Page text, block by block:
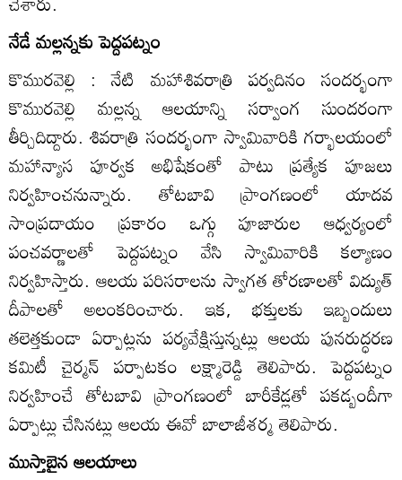
నేడే మల్లన్నకు పెద్దపట్నం
కొమురవెల్లి : నేటి మహాశివరాత్రి పర్వదినం సందర్భంగా
కొమురవెల్లి మల్లన్న ఆలయాన్ని సర్వాంగ సుందరంగా
తీర్చిదిద్దారు. శివరాత్రి సందర్భంగా స్వామివారికి గర్భాలయంలో
మహాన్యాస పూర్వక అభిషేకంతో పాటు ప్రత్యేక పూజలు
నిర్వహించనున్నారు. తోటబావి ప్రాంగణంలో యాదవ
సాంప్రదాయం ప్రకారం ఒగ్గు పూజారుల ఆధ్వర్యంలో
పంచవర్ణాలతో పెద్దపట్నం వేసి స్వామివారికి కల్యాణం
నిర్వహిస్తారు. ఆలయ పరిసరాలను స్వాగత తోరణాలతో విద్యుత్‌
దీపాలతో అలంకరించారు. ఇక, భక్తులకు ఇబ్బందులు
తలెత్తకుండా ఏర్పాట్లను పర్యవేక్షిస్తున్నట్లు ఆలయ పునరుద్ధరణ
కమిటీ చైర్మన్‌ పర్పాటకం లక్ష్మారెడ్డి తెలిపారు. పెద్దపట్నం
నిర్వహించే తోటబావి ప్రాంగణంలో బారీకేడ్లతో పకడ్బందీగా
ఏర్పాట్లు చేసినట్లు ఆలయ ఈవో బాలాజీశర్మ తెలిపారు.
ముస్తాబైన ఆలయాలు